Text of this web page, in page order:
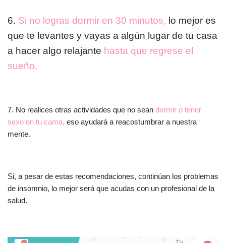
6. Si no logras dormir en 30 minutos, lo mejor es
que te levantes y vayas a algún lugar de tu casa
a hacer algo relajante hasta que regrese el
sueño.
7. No realices otras actividades que no sean dormir o tener
sexo en tu cama, eso ayudará a reacostumbrar a nuestra
mente.
Si, a pesar de estas recomendaciones, continúan los problemas
de insomnio, lo mejor será que acudas con un profesional de la
salud.